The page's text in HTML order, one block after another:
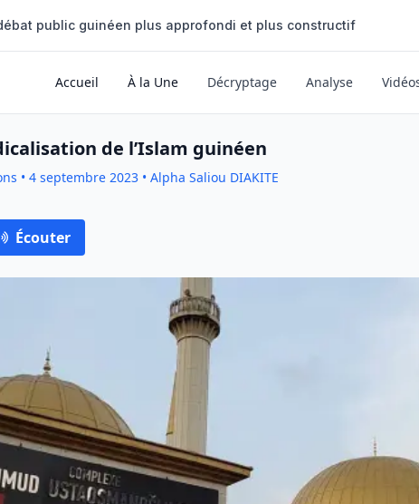
: ce que révèlent les files d'essence à Bamako
Accueil À la Une Décryptage Analyse
de l’Islam guinéen
• 4 septembre 2023 • Alpha Saliou DIAKITE
Écouter